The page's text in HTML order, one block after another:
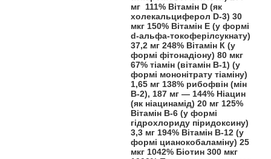
мг 111% Вітамін D (як
холекальциферол D-3) 30
мкг 150% Вітамін Е (у формі
d-альфа-токоферілсукнату)
37,2 мг 248% Вітамін К (у
формі фітонадіону) 80 мкг
67% тіамін (вітамін B-1) (у
формі мононітрату тіаміну)
1,65 мг 138% рибофвін (мін
B-2), 187 мг — 144% Ніацин
(як ніацинамід) 20 мг 125%
Вітамін B-6 (у формі
гідрохлориду піридоксину)
3,3 мг 194% Вітамін B-12 (у
формі цианокобаламіну) 25
мкг 1042% Біотин 300 мкг